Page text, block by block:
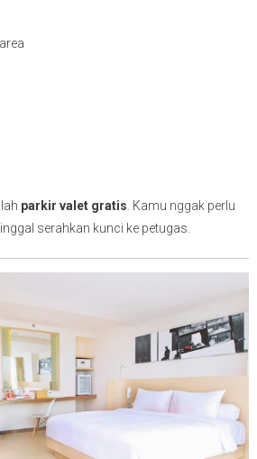
parkir valet gratis . Kamu nggak perlu
serahkan kunci ke petugas.